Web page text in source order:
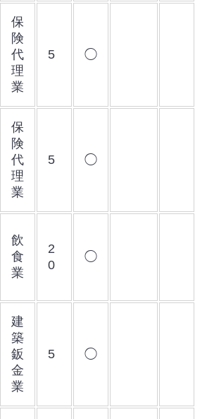
保
険
代
理
業
5 ◯
保
険
代
理
業
5 ◯
飲
食
業
2
0
◯
建
築
鈑
金
業
5 ◯